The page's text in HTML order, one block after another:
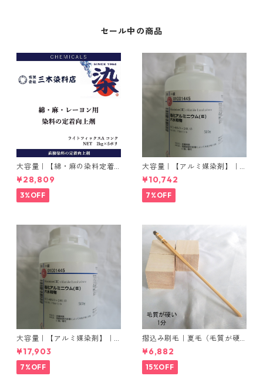
セール中の商品
大容量｜【綿・麻の染料定着
向上剤】｜2kg×5本｜ライト
フィックスAコンク
¥28,809
3%OFF
大容量｜【アルミ媒染剤】｜5
00g−3本入り｜塩化アルミニ
ウム
¥10,742
7%OFF
大容量｜【アルミ媒染剤】｜5
00g−5本入り｜塩化アルミニ
ウム
¥17,903
7%OFF
摺込み刷毛｜夏毛（毛質が硬
い）1分｜16本入り＊1セット
¥6,882
15%OFF